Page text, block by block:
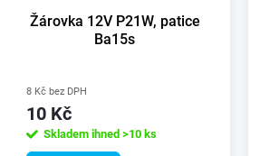
Žárovka 12V P21W, patice
Ba15s
8 Kč bez DPH
10 Kč
Skladem ihned >10 ks